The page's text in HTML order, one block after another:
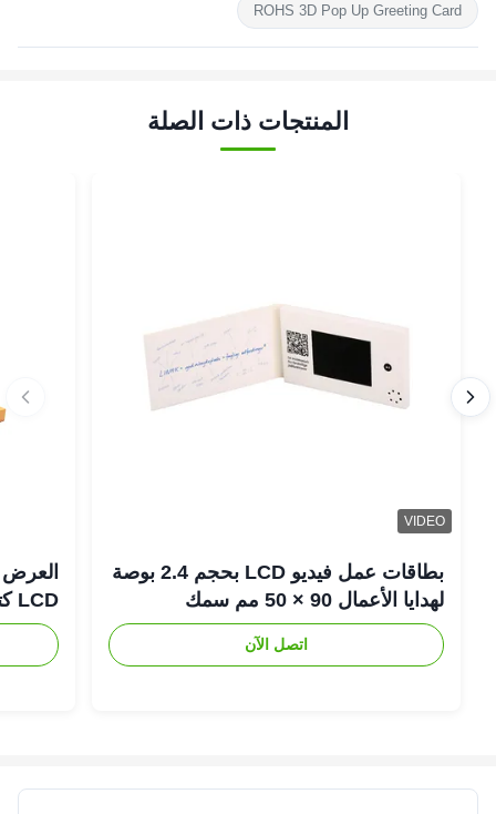
ROHS 3D Pop Up Greeting Card
المنتجات ذات الصلة
VIDEO
بطاقات عمل فيديو LCD بحجم 2.4 بوصة
لهدايا الأعمال 90 × 50 مم سمك
اتصل الآن
LCD كتيب تقويم مكتب